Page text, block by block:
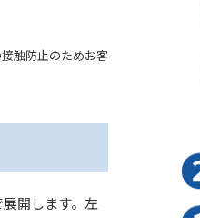
触防止のためお客
開します。左